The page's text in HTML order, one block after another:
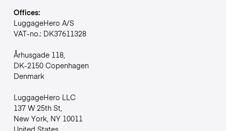
Offices:
LuggageHero A/S
VAT-no.: DK37611328
Århusgade 118,
DK-2150 Copenhagen
Denmark
LuggageHero LLC
137 W 25th St,
New York, NY 10011
United States